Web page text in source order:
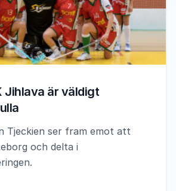
Jihlava är väldigt
Tjeckien ser fram emot att
och delta i